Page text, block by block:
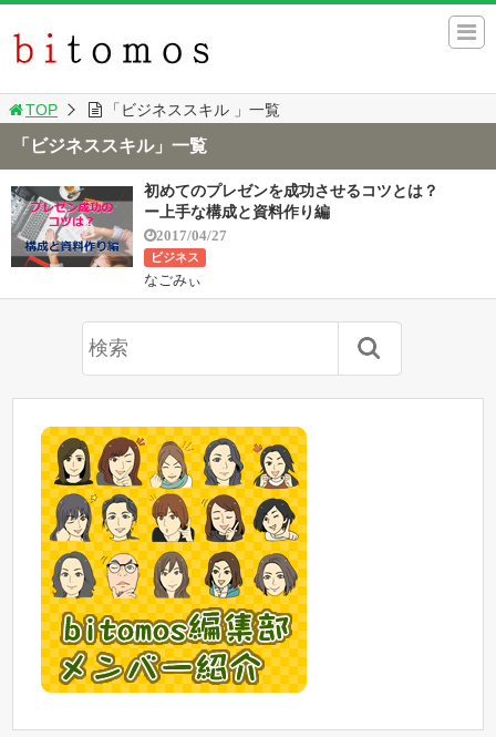
TOP 「ビジネススキル 」一覧
「ビジネススキル」一覧
初めてのプレゼンを成功させるコツとは？
ー上手な構成と資料作り編
2017/04/27
ビジネス
なごみぃ